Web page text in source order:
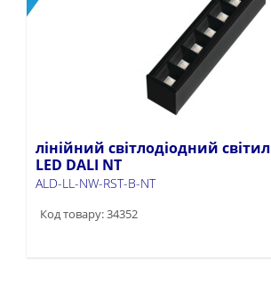
лінійний світлодіодний
LED DALI NT
ALD-LL-NW-RST-B-NT
Код товару: 34352